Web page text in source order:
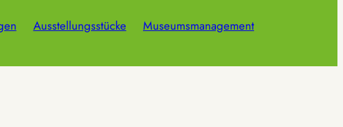
Ausstellungsstücke
Museumsmanagement